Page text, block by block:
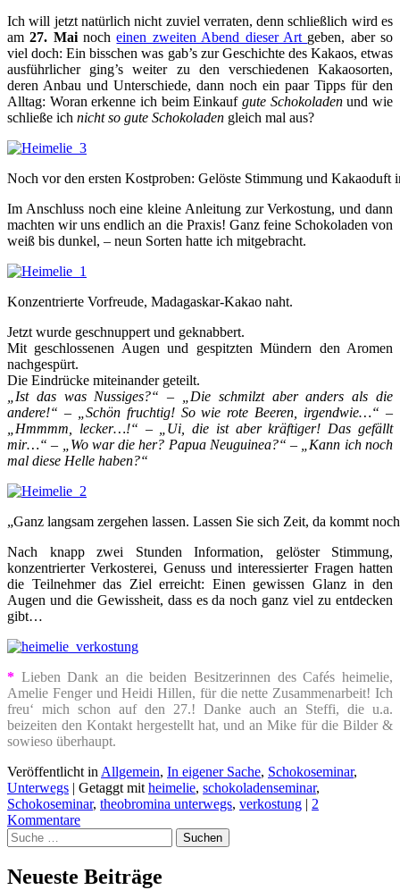
Ich will jetzt natürlich nicht zuviel verraten, denn schließlich wird es
am27. Mainocheinen zweiten Abend dieser Art geben, aber so
viel doch: Ein bisschen was gab’s zur Geschichte des Kakaos, etwas
ausführlicher ging’s weiter zu den verschiedenen Kakaosorten,
deren Anbau und Unterschiede, dann noch ein paar Tipps für den
Alltag: Woran erkenne ich beim Einkauf gute Schokoladenund wie
schließe ich nicht so gute Schokoladen gleich mal aus?
Noch vor den ersten Kostproben: Gelöste Stimmung und Kakaoduft
Im Anschluss noch eine kleine Anleitung zur Verkostung, und dann
machten wir uns endlich an die Praxis! Ganz feine Schokoladen von
weiß bis dunkel, – neun Sorten hatte ich mitgebracht.
Konzentrierte Vorfreude, Madagaskar-Kakao naht.
Jetzt wurde geschnuppert und geknabbert.
Mit geschlossenen Augen und gespitzten Mündern den Aromen
nachgespürt.
Die Eindrücke miteinander geteilt.
„Ist das was Nussiges?“ – „Die schmilzt aber anders als die
andere!“ – „Schön fruchtig! So wie rote Beeren, irgendwie…“ –
„Hmmmm, lecker…!“ – „Ui, die ist aber kräftiger! Das gefällt
mir…“ – „Wo war die her? Papua Neuguinea?“ – „Kann ich noch
mal diese Helle haben?“
„Ganz langsam zergehen lassen. Lassen Sie sich Zeit, da kommt
Nach knapp zwei Stunden Information, gelöster Stimmung,
konzentrierter Verkosterei, Genuss und interessierter Fragen hatten
die Teilnehmer das Ziel erreicht: Einen gewissen Glanz in den
Augen und die Gewissheit, dass es da noch ganz viel zu entdecken
gibt…
* Lieben Dank an die beiden Besitzerinnen des Cafés heimelie,
Amelie Fenger und Heidi Hillen, für die nette Zusammenarbeit! Ich
freu‘ mich schon auf den 27.! Danke auch an Steffi, die u.a.
beizeiten den Kontakt hergestellt hat, und an Mike für die Bilder &
sowieso überhaupt.
Veröffentlicht inAllgemein, In eigener Sache, Schokoseminar,
Unterwegs
Getaggt mitheimelie, schokoladenseminar,
Schokoseminar, theobromina unterwegs, verkostung
2
Kommentare
Suchen
Neueste Beiträge